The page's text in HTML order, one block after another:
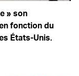
» son
fonction du
États-Unis.